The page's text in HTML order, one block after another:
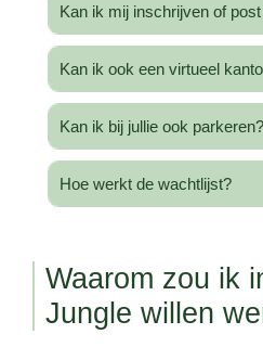
Kan ik mij inschrijven of
Kan ik ook een virtueel
Kan ik bij jullie ook parkeren?
Hoe werkt de wachtlijst?
Waarom zou ik
Jungle willen